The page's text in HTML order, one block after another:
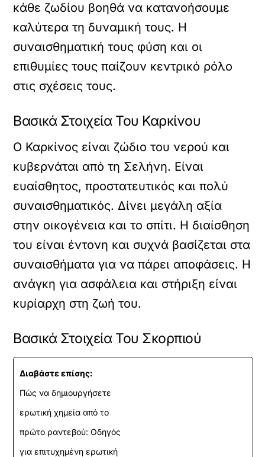
κάθε ζωδίου βοηθά να κατανοήσουμε
καλύτερα τη δυναμική τους. Η
συναισθηματική τους φύση και οι
επιθυμίες τους παίζουν κεντρικό ρόλο
στις σχέσεις τους.
Βασικά Στοιχεία Του Καρκίνου
Ο Καρκίνος είναι ζώδιο του νερού και
κυβερνάται από τη Σελήνη. Είναι
ευαίσθητος, προστατευτικός και πολύ
συναισθηματικός. Δίνει μεγάλη αξία
στην οικογένεια και το σπίτι. Η διαίσθηση
του είναι έντονη και συχνά βασίζεται στα
συναισθήματα για να πάρει αποφάσεις. Η
ανάγκη για ασφάλεια και στήριξη είναι
κυρίαρχη στη ζωή του.
Βασικά Στοιχεία Του Σκορπιού
Διαβάστε επίσης:
Πώς να δημιουργήσετε
ερωτική χημεία από το
πρώτο ραντεβού: Οδηγός
για επιτυχημένη ερωτική